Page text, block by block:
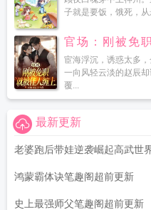
子就是要饭，饿死，
官场：刚被免
宦海浮沉，诱惑太多
一向风轻云淡的赵辰
覆...
最新更新
老婆跑后带娃逆袭崛起高武世
鸿蒙霸体诀笔趣阁超前更新
史上最强师父笔趣阁超前更新